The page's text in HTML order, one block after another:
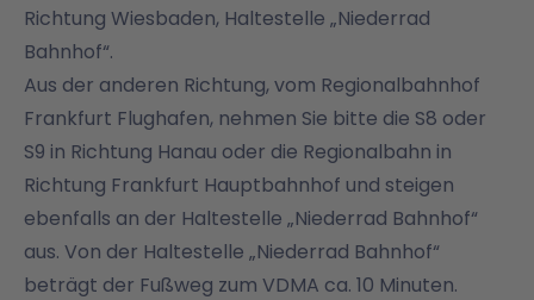
Richtung Wiesbaden, Haltestelle „Niederrad
Bahnhof“.
Aus der anderen Richtung, vom Regionalbahnhof
Frankfurt Flughafen, nehmen Sie bitte die S8 oder
S9 in Richtung Hanau oder die Regionalbahn in
Richtung Frankfurt Hauptbahnhof und steigen
ebenfalls an der Haltestelle „Niederrad Bahnhof“
aus. Von der Haltestelle „Niederrad Bahnhof“
beträgt der Fußweg zum VDMA ca. 10 Minuten.